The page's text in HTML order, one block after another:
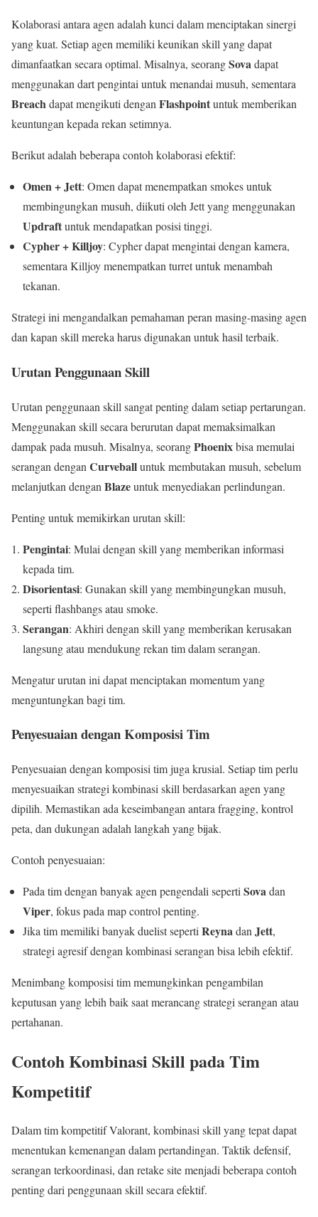
Kolaborasi antara agen adalah kunci dalam menciptakan sinergi
yang kuat. Setiap agen memiliki keunikan skill yang dapat
dimanfaatkan secara optimal. Misalnya, seorangSovadapat
menggunakan dart pengintai untuk menandai musuh, sementara
Breachdapat mengikuti dengan Flashpointuntuk memberikan
keuntungan kepada rekan setimnya.
Berikut adalah beberapa contoh kolaborasi efektif:
Omen + Jett: Omen dapat menempatkan smokes untuk
membingungkan musuh, diikuti oleh Jett yang menggunakan
Updraftuntuk mendapatkan posisi tinggi.
Cypher + Killjoy: Cypher dapat mengintai dengan kamera,
sementara Killjoy menempatkan turret untuk menambah
tekanan.
Strategi ini mengandalkan pemahaman peran masing-masing agen
dan kapan skill mereka harus digunakan untuk hasil terbaik.
Urutan Penggunaan Skill
Urutan penggunaan skill sangat penting dalam setiap pertarungan.
Menggunakan skill secara berurutan dapat memaksimalkan
dampak pada musuh. Misalnya, seorangPhoenixbisa memulai
serangan dengan Curveballuntuk membutakan musuh, sebelum
melanjutkan dengan Blazeuntuk menyediakan perlindungan.
Penting untuk memikirkan urutan skill:
Pengintai: Mulai dengan skill yang memberikan informasi
kepada tim.
Disorientasi: Gunakan skill yang membingungkan musuh,
seperti flashbangs atau smoke.
Serangan: Akhiri dengan skill yang memberikan kerusakan
langsung atau mendukung rekan tim dalam serangan.
Mengatur urutan ini dapat menciptakan momentum yang
menguntungkan bagi tim.
Penyesuaian dengan Komposisi Tim
Penyesuaian dengan komposisi tim juga krusial. Setiap tim perlu
menyesuaikan strategi kombinasi skill berdasarkan agen yang
dipilih. Memastikan ada keseimbangan antara fragging, kontrol
peta, dan dukungan adalah langkah yang bijak.
Contoh penyesuaian:
Pada tim dengan banyak agen pengendali seperti Sovadan
Viper, fokus pada map control penting.
Jika tim memiliki banyak duelist seperti Reynadan Jett,
strategi agresif dengan kombinasi serangan bisa lebih efektif.
Menimbang komposisi tim memungkinkan pengambilan
keputusan yang lebih baik saat merancang strategi serangan atau
pertahanan.
Contoh Kombinasi Skill pada Tim
Kompetitif
Dalam tim kompetitif Valorant, kombinasi skill yang tepat dapat
menentukan kemenangan dalam pertandingan. Taktik defensif,
serangan terkoordinasi, dan retake site menjadi beberapa contoh
penting dari penggunaan skill secara efektif.